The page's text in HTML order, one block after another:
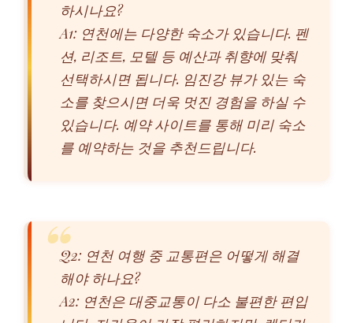
하시나요?
A1: 연천에는 다양한 숙소가 있습니다. 펜
션, 리조트, 모텔 등 예산과 취향에 맞춰
선택하시면 됩니다. 임진강 뷰가 있는 숙
소를 찾으시면 더욱 멋진 경험을 하실 수
있습니다. 예약 사이트를 통해 미리 숙소
를 예약하는 것을 추천드립니다.
Q2: 연천 여행 중 교통편은 어떻게 해결
해야 하나요?
A2: 연천은 대중교통이 다소 불편한 편입